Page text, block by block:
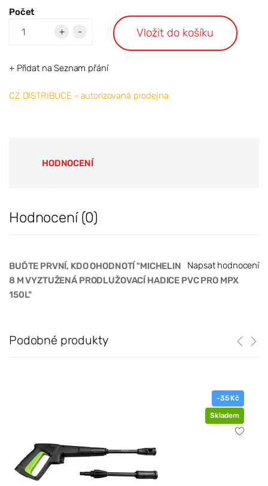
Počet
+
- Vložit do košíku
+ Přidat na Seznam přání
CZ DISTRIBUCE - autorizovaná prodejna
HODNOCENÍ
Hodnocení (0)
Napsat hodnocení
BUĎTE PRVNÍ, KDO OHODNOTÍ "MICHELIN
8 M VYZTUŽENÁ PRODLUŽOVACÍ HADICE PVC PRO MPX
150L"
Podobné produkty
-35 Kč
Skladem